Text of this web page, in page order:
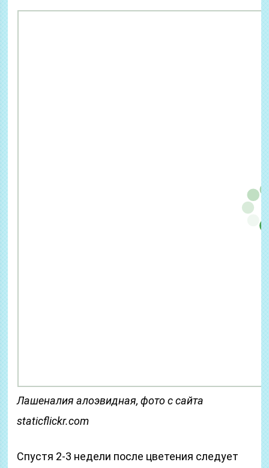
Лашеналия алоэвидная, фото с сайта
staticflickr.com
Спустя 2-3 недели после цветения следует